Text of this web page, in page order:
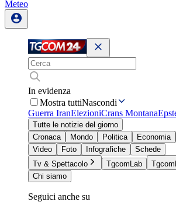
Meteo
In evidenza
Mostra tuttiNascondi
Guerra IranElezioniCrans Montana
Tutte le notizie del giorno
Cronaca
Mondo Politica Economia
Video
Foto Infografiche
Schede
Tv & Spettacolo
TgcomLab
Chi siamo
Seguici anche su